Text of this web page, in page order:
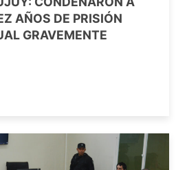
AÑOS DE PRISIÓN
GRAVEMENTE